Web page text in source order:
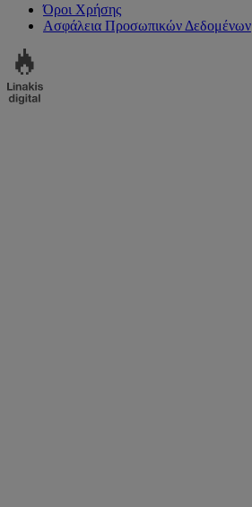
Όροι Χρήσης
Ασφάλεια Προσωπικών Δεδομένων